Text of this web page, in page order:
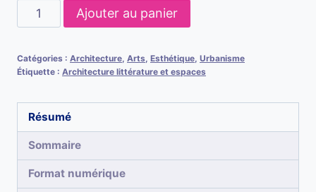
quantité
de
Corbusier.
de
se
loger
et
de
Ajouter au panier
Catégories : Architecture, Arts, Esthétique, Urbanisme
Étiquette : Architecture littérature et espaces
Résumé
Sommaire
Format numérique